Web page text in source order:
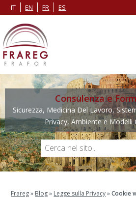
IT EN FR ES
Consulenza e
Sicurezza, Medicina Del Lavoro,
Privacy, Ambiente e Modelli
Frareg» Blog» Legge sulla Privacy»Cookie